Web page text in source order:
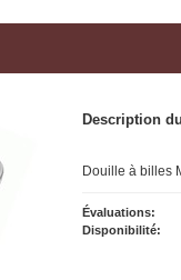
Description
Douille à billes
Évaluations:
Disponibilité: